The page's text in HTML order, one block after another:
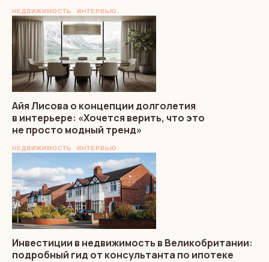
НЕДВИЖИМОСТЬ ИНТЕРВЬЮ
Айя Лисова о концепции долголетия
в интерьере: «Хочется верить, что это
не просто модный тренд»
НЕДВИЖИМОСТЬ ИНТЕРВЬЮ
Инвестиции в недвижимость в Великобритании:
подробный гид от консультанта по ипотеке